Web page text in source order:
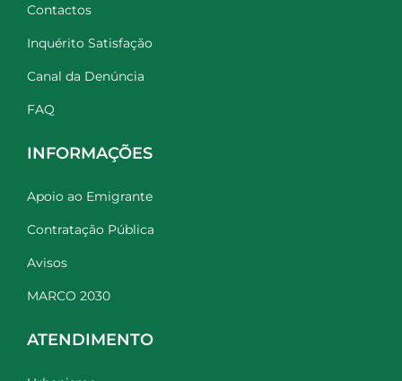
Contactos
Inquérito Satisfação
Canal da Denúncia
FAQ
INFORMAÇÕES
Apoio ao Emigrante
Contratação Pública
Avisos
MARCO 2030
ATENDIMENTO